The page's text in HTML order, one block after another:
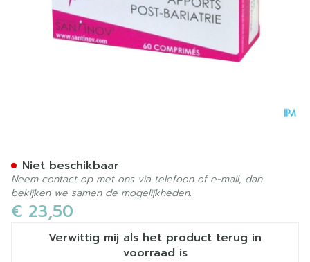
€ 23,50
Verwittig mij als het product terug in
voorraad is
Niet beschikbaar
Neem contact op met ons via telefoon of e-mail, dan
bekijken we samen de mogelijkheden.